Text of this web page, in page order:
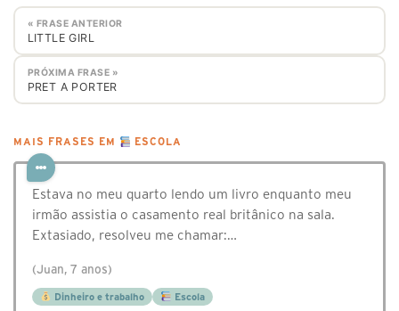
« FRASE ANTERIOR
LITTLE GIRL
PRÓXIMA FRASE »
PRET A PORTER
MAIS FRASES EM ESCOLA
Estava no meu quarto lendo um livro enquanto meu
irmão assistia o casamento real britânico na sala.
Extasiado, resolveu me chamar:…
(Juan, 7 anos)
Dinheiro e trabalho Escola